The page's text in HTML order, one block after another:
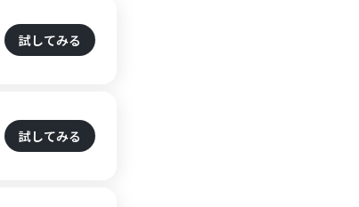
試してみる
試してみる